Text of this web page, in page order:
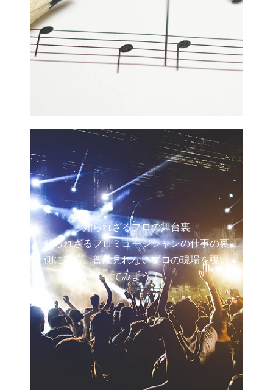
知られざるプロの舞台裏
知られざるプロミュージシャンの仕事の裏
側に密着。普段見れないプロの現場を覗い
てみよう！